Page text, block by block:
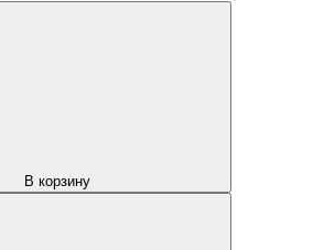
В корзину